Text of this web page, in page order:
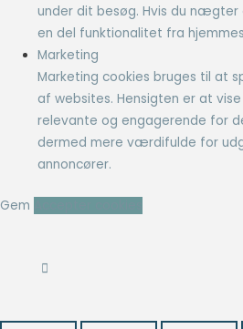
under dit besøg. Hvis du nægter
en del funktionalitet fra
Marketing
Marketing cookies bruges til at
af websites. Hensigten er at
relevante og engagerende for
dermed mere værdifulde for
annoncører.
Gem